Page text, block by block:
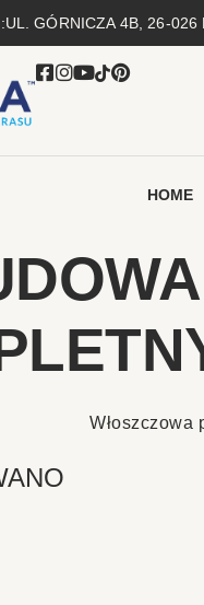
UL. GÓRNICZA 4B, 26-026
HOME